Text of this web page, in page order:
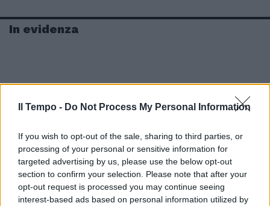
Il Tempo - Do Not Process My Personal Information
If you wish to opt-out of the sale, sharing to third parties, or
processing of your personal or sensitive information for
targeted advertising by us, please use the below opt-out
section to confirm your selection. Please note that after your
opt-out request is processed you may continue seeing
interest-based ads based on personal information utilized by
In evidenza